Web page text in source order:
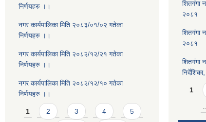
निर्णयहरु ।।
नगर कार्यपालिका मिति २०८३/०१/०२ गतेका
निर्णयहरु ।।
नगर कार्यपालिका मिति २०८२/१२/२१ गतेका
निर्णयहरु ।।
नगर कार्यपालिका मिति २०८२/१२/१० गतेका
निर्णयहरु ।।
Pages
1 2 3 4 5
शितगंगा
२०८१
शितगंगा
२०८१
शितगंगा
1